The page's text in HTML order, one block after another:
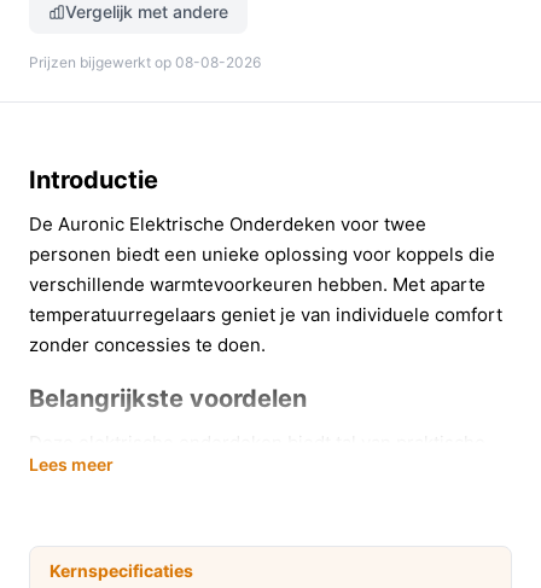
Vergelijk met andere
Prijzen bijgewerkt op 08-08-2026
Introductie
De Auronic Elektrische Onderdeken voor twee
personen biedt een unieke oplossing voor koppels die
verschillende warmtevoorkeuren hebben. Met aparte
temperatuurregelaars geniet je van individuele comfort
zonder concessies te doen.
Belangrijkste voordelen
voordelen die je slaapervaring aanzienlijk verbeteren:
controllers kan elke persoon de temperatuur naar
wens instellen, ideaal voor koppels met
Lees meer
Kernspecificaties